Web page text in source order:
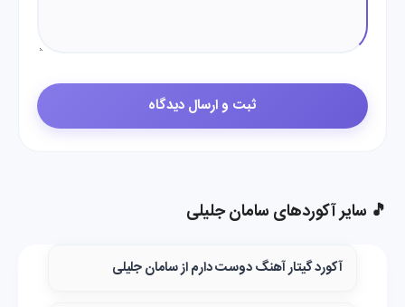
🎵 سایر آکوردهای سامان جلیلی
آکورد گیتار آهنگ دوست دارم از سامان جلیلی